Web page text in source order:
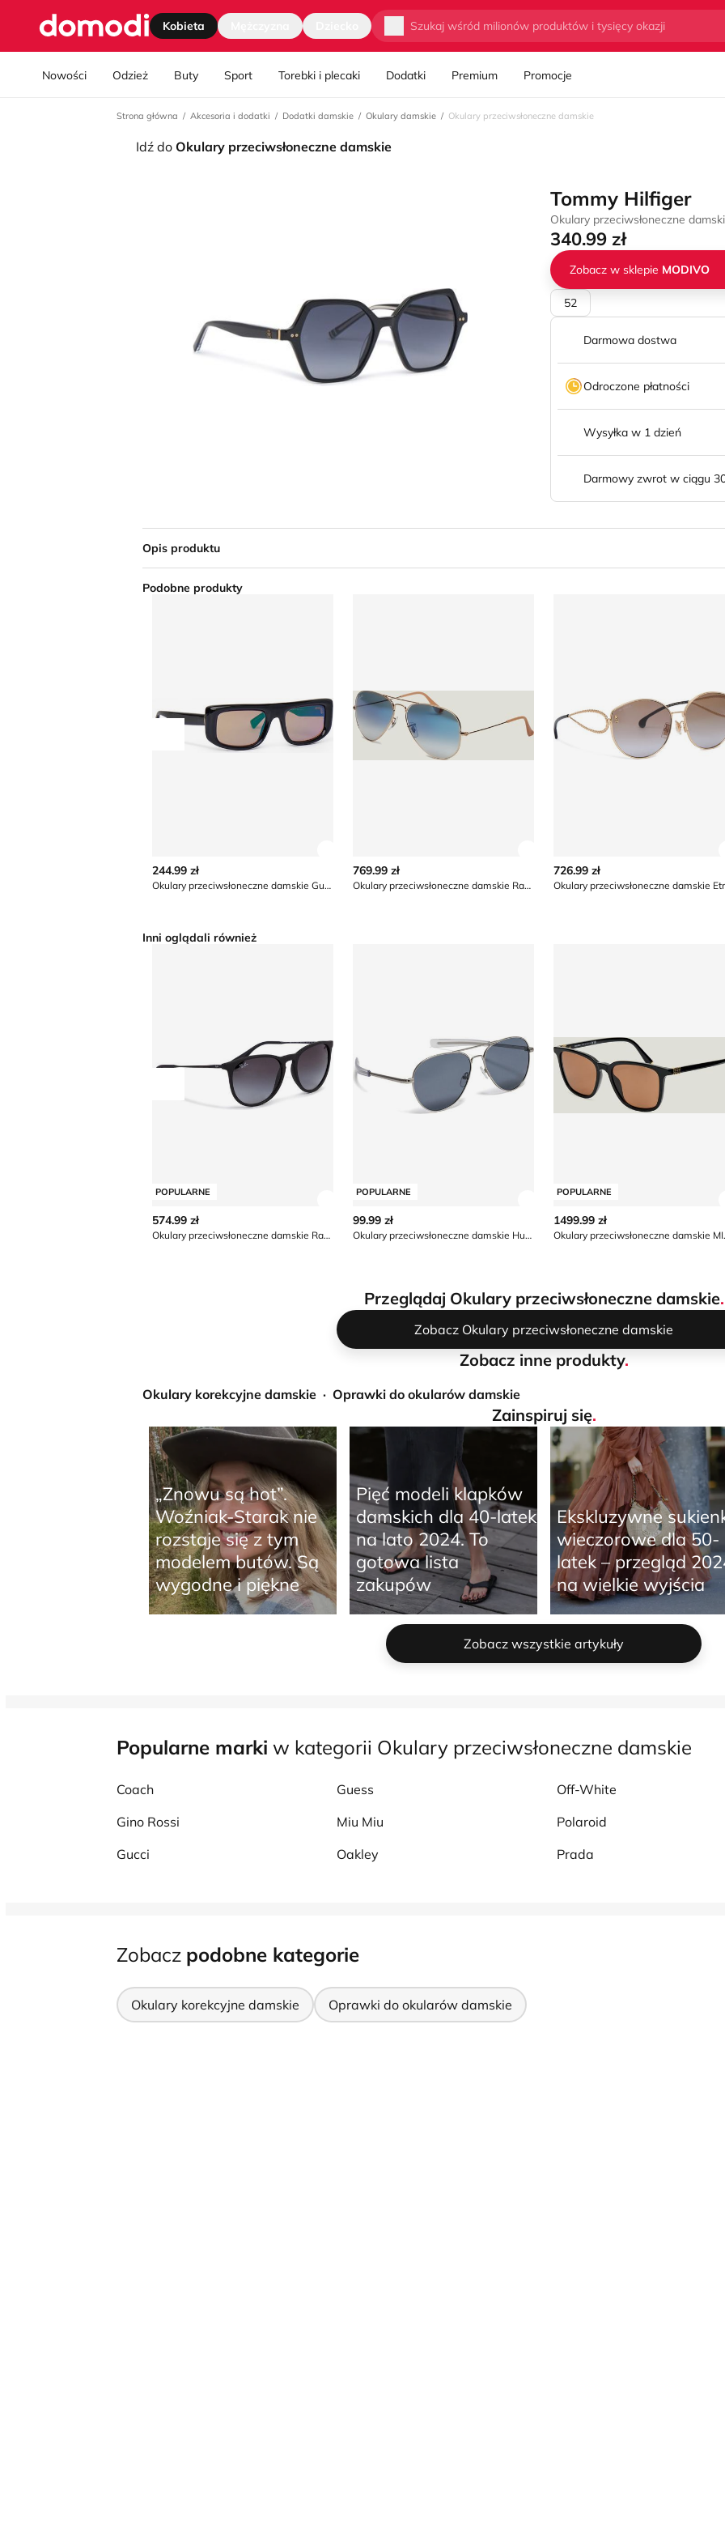
Nawgiacja kategorii
Strona główna Kobieta Wyszukaj
Nowości Odzież Buty Sport Torebki i plecaki Dodatki Premium Promocje
Strona główna Akcesoria i dodatki Dodatki damskie Okulary damskie Okulary przeciwsłoneczne damskie
Idź do Okulary przeciwsłoneczne damskie
Tommy Hilfiger
Okulary przeciwsłoneczne
340.99 zł
Zobacz w sklepie MODIVO
52
Darmowa dostwa
Odroczone płatności
Wysyłka w 1 dzień
Darmowy zwrot w ciągu
Opis produktu
Podobne produkty
Przesuń w lewo
244.99 zł
Okulary przeciwsłoneczne damskie Guess
769.99 zł
Okulary przeciwsłoneczne damskie Ray-Ban
726.99 zł
Okulary przeciwsłoneczne damskie
Inni oglądali również
Przesuń w lewo
POPULARNE
574.99 zł
Okulary przeciwsłoneczne damskie Ray-Ban
POPULARNE
99.99 zł
Okulary przeciwsłoneczne damskie Hunter
POPULARNE
1499.99 zł
Okulary
Przeglądaj Okulary przeciwsłoneczne damskie.
Zobacz Okulary przeciwsłoneczne damskie
Zobacz inne produkty.
Okulary korekcyjne damskie Oprawki do okularów damskie
Zainspiruj się.
„Znowu są hot”.
Woźniak-Starak nie
rozstaje się z tym
modelem butów. Są
wygodne i piękne
Pięć modeli klapków
damskich dla 40-latek
na lato 2024. To
gotowa lista
zakupów
Ekskluzywne
wieczorowe dla 50-
latek – przegląd
na wielkie wyjścia
Zobacz wszystkie artykuły
Popularne marki w kategorii Okulary przeciwsłoneczne damskie
Coach
Gino Rossi
Gucci
Guess
Miu Miu
Oakley
Off-White
Polaroid
Prada
Zobacz podobne kategorie
Okulary korekcyjne damskie Oprawki do okularów damskie